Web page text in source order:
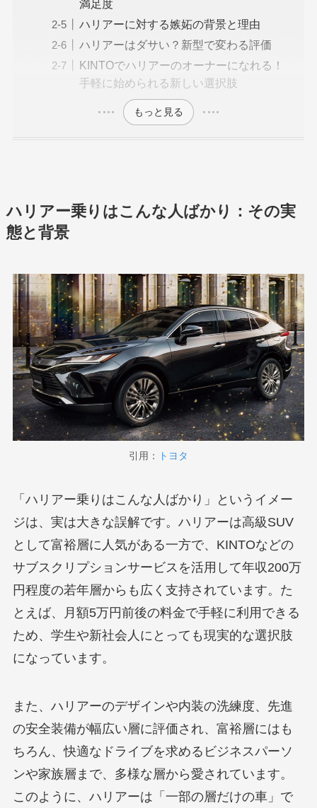
満足度
ハリアーに対する嫉妬の背景と理由
ハリアーはダサい？新型で変わる評価
KINTOでハリアーのオーナーになれる！
手軽に始められる新しい選択肢
もっと見る
ハリアー乗りはこんな人ばかり：その実
態と背景
引用： トヨタ
「ハリアー乗りはこんな人ばかり」というイメー
ジは、実は大きな誤解です。ハリアーは高級SUV
として富裕層に人気がある一方で、KINTOなどの
サブスクリプションサービスを活用して年収200万
円程度の若年層からも広く支持されています。た
とえば、月額5万円前後の料金で手軽に利用できる
ため、学生や新社会人にとっても現実的な選択肢
になっています。
また、ハリアーのデザインや内装の洗練度、先進
の安全装備が幅広い層に評価され、富裕層にはも
ちろん、快適なドライブを求めるビジネスパーソ
ンや家族層まで、多様な層から愛されています。
このように、ハリアーは「一部の層だけの車」で